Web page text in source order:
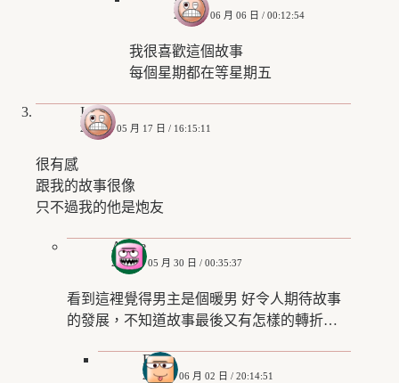
2020 年 06 月 06 日 / 00:12:54
我很喜歡這個故事
每個星期都在等星期五
Iris
2020 年 05 月 17 日 / 16:15:11
很有感
跟我的故事很像
只不過我的他是炮友
Annie
2020 年 05 月 30 日 / 00:35:37
看到這裡覺得男主是個暖男 好令人期待故事
的發展，不知道故事最後又有怎樣的轉折…
Eddie
2020 年 06 月 02 日 / 20:14:51